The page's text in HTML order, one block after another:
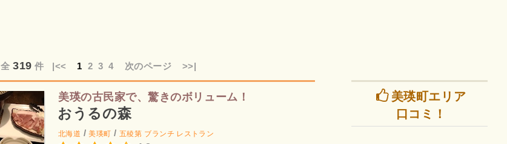
全319 件 |<< 1 2 3 4 次のページ >>|
美瑛の古民家で、驚きのボリューム！
おうるの森
北海道 /美瑛町 / 五稜第 ブランチ レストラン
美瑛町エリア
口コミ！